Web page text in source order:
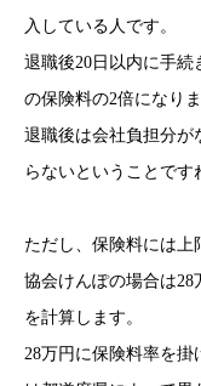
入している人です。
退職後20日以内に手
の保険料の2倍になりま
退職後は会社負担分が
らないということです
ただし、保険料には上
協会けんぽの場合は
を計算します。
28万円に保険料率を